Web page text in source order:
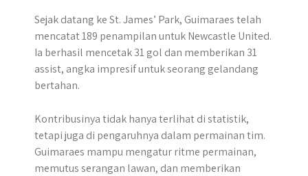
Sejak datang ke St. James’ Park, Guimaraes telah
mencatat 189 penampilan untuk Newcastle United.
Ia berhasil mencetak 31 gol dan memberikan 31
assist, angka impresif untuk seorang gelandang
bertahan.
Kontribusinya tidak hanya terlihat di statistik,
tetapi juga di pengaruhnya dalam permainan tim.
Guimaraes mampu mengatur ritme permainan,
memutus serangan lawan, dan memberikan